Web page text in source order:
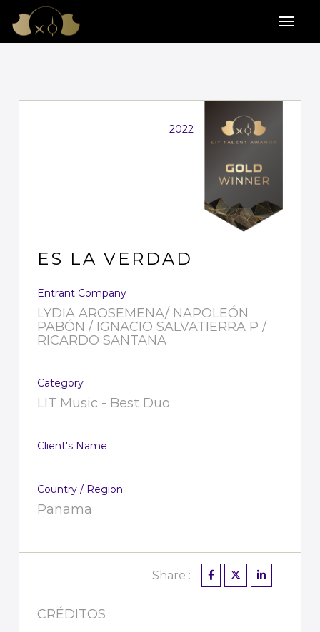
2022
ES LA VERDAD
Entrant Company
LYDIA AROSEMENA/ NAPOLEÓN
PABÓN / IGNACIO SALVATIERRA P /
RICARDO SANTANA
Category
LIT Music - Best Duo
Client's Name
Country / Region:
Panama
Share :
CRÉDITOS